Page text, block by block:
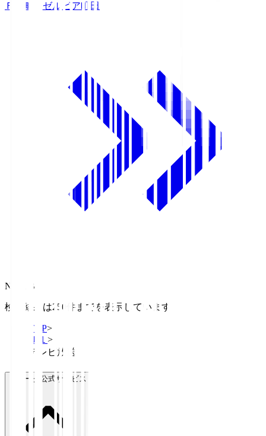
ＦＣ町田ゼルビア町田
NHK BS
検索結果は250件までを表示しています
TOP>
Ｊ１ >
テレビ放送
Ｊリーグ公式サービス